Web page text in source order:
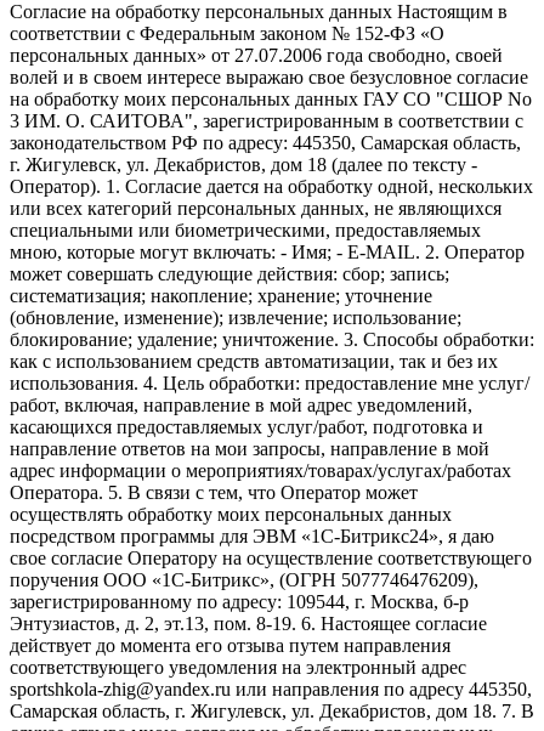
Согласие на обработку персональных данных Настоящим в
соответствии с Федеральным законом № 152-ФЗ «О
персональных данных» от 27.07.2006 года свободно, своей
волей и в своем интересе выражаю свое безусловное согласие
на обработку моих персональных данных ГАУ СО "СШОР No
3 ИМ. О. САИТОВА", зарегистрированным в соответствии с
законодательством РФ по адресу: 445350, Самарская область,
г. Жигулевск, ул. Декабристов, дом 18 (далее по тексту -
Оператор). 1. Согласие дается на обработку одной, нескольких
или всех категорий персональных данных, не являющихся
специальными или биометрическими, предоставляемых
мною, которые могут включать: - Имя; - E-MAIL. 2. Оператор
может совершать следующие действия: сбор; запись;
систематизация; накопление; хранение; уточнение
(обновление, изменение); извлечение; использование;
блокирование; удаление; уничтожение. 3. Способы обработки:
как с использованием средств автоматизации, так и без их
использования. 4. Цель обработки: предоставление мне услуг/
работ, включая, направление в мой адрес уведомлений,
касающихся предоставляемых услуг/работ, подготовка и
направление ответов на мои запросы, направление в мой
адрес информации о мероприятиях/товарах/услугах/работах
Оператора. 5. В связи с тем, что Оператор может
осуществлять обработку моих персональных данных
посредством программы для ЭВМ «1С-Битрикс24», я даю
свое согласие Оператору на осуществление соответствующего
поручения ООО «1С-Битрикс», (ОГРН 5077746476209),
зарегистрированному по адресу: 109544, г. Москва, б-р
Энтузиастов, д. 2, эт.13, пом. 8-19. 6. Настоящее согласие
действует до момента его отзыва путем направления
соответствующего уведомления на электронный адрес
sportshkola-zhig@yandex.ru или направления по адресу 445350,
Самарская область, г. Жигулевск, ул. Декабристов, дом 18. 7. В